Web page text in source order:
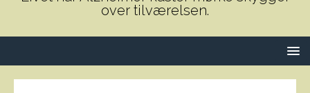
over tilværelsen.